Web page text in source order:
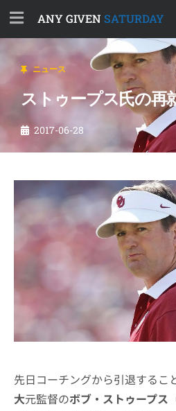
ANY GIVEN SATURDAY
ニュース
ストゥープス氏の再
2017-06-28
先日コーチングから引退するこ
大元監督のボブ・ストゥープス